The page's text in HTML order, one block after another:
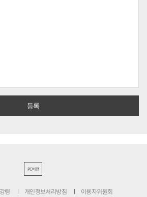
PC버전
령 개인정보처리방침 이용자위원회